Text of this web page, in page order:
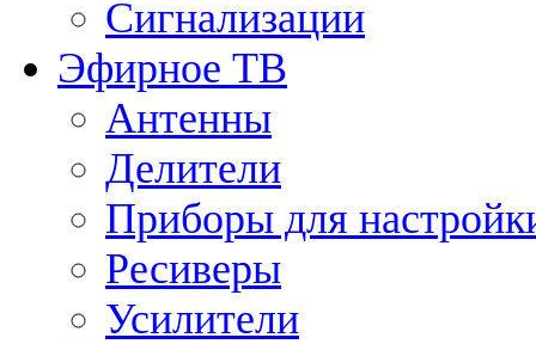
Сигнализации
Эфирное ТВ
Антенны
Делители
Приборы для
Ресиверы
Усилители